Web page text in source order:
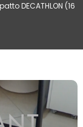
DECATHLON (16